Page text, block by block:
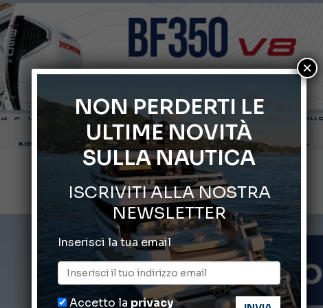
Montecristo Yachting, l’orologio per il diportista
Gommoni Callegari acquisisce Geniuss
66° Salone Nautico Internazionale di Genova
ABOFA 2026: la fiera del mare ad Aqaba
Cannes Yachting Festival 2026: tutte le novità attese a
NON PERDERTI LE
ULTIME NOVITÀ
SULLA NAUTICA
ISCRIVITI ALLA NOSTRA
NEWSLETTER
Inserisci la tua email
Accetto la privacy
×